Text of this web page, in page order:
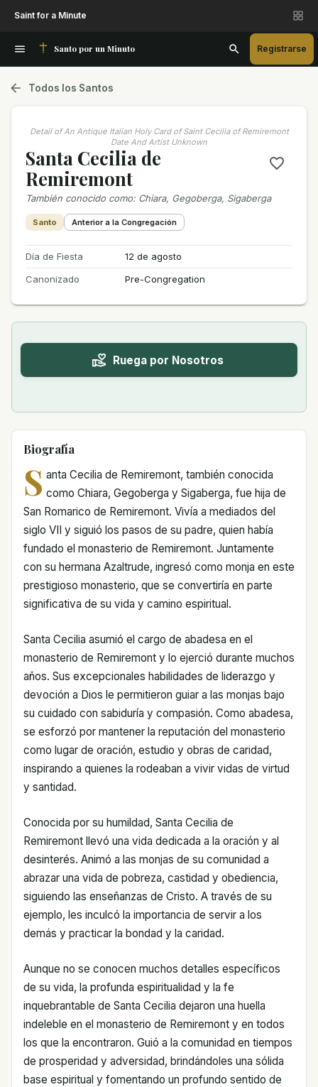
Saint for a Minute
Santo por un Minuto Registrarse
Todos los Santos
Detail of An Antique Italian Holy Card of Saint Cecilia of Remiremont
Date And Artist Unknown
Santa Cecilia de
Remiremont
También conocido como: Chiara, Gegoberga, Sigaberga
Santo Anterior a la Congregación
Día de Fiesta
12 de agosto
Canonizado
Pre-Congregation
Ruega por Nosotros
Biografía
S anta Cecilia de Remiremont, también conocida
como Chiara, Gegoberga y Sigaberga, fue hija de
San Romarico de Remiremont. Vivía a mediados del
siglo VII y siguió los pasos de su padre, quien había
fundado el monasterio de Remiremont. Juntamente
con su hermana Azaltrude, ingresó como monja en este
prestigioso monasterio, que se convertiría en parte
significativa de su vida y camino espiritual.
Santa Cecilia asumió el cargo de abadesa en el
monasterio de Remiremont y lo ejerció durante muchos
años. Sus excepcionales habilidades de liderazgo y
devoción a Dios le permitieron guiar a las monjas bajo
su cuidado con sabiduría y compasión. Como abadesa,
se esforzó por mantener la reputación del monasterio
como lugar de oración, estudio y obras de caridad,
inspirando a quienes la rodeaban a vivir vidas de virtud
y santidad.
Conocida por su humildad, Santa Cecilia de
Remiremont llevó una vida dedicada a la oración y al
desinterés. Animó a las monjas de su comunidad a
abrazar una vida de pobreza, castidad y obediencia,
siguiendo las enseñanzas de Cristo. A través de su
ejemplo, les inculcó la importancia de servir a los
demás y practicar la bondad y la caridad.
Aunque no se conocen muchos detalles específicos
de su vida, la profunda espiritualidad y la fe
inquebrantable de Santa Cecilia dejaron una huella
indeleble en el monasterio de Remiremont y en todos
los que la encontraron. Guió a la comunidad en tiempos
de prosperidad y adversidad, brindándoles una sólida
base espiritual y fomentando un profundo sentido de